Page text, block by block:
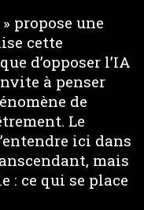
propose une
cette
d’opposer l’IA
à penser
de
Le
ici dans
mais
: ce qui se place